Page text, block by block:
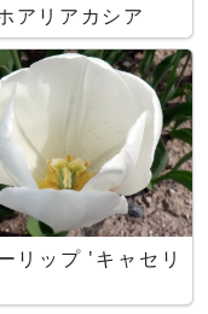
アリアカシア
リップ 'キャセリ